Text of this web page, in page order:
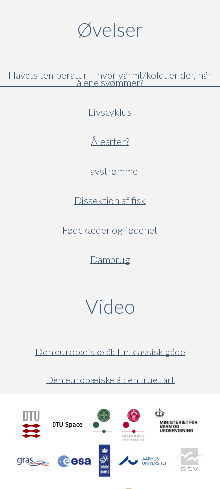
Øvelser
Havets temperatur – hvor varmt/koldt er der, når
ålene svømmer?
Livscyklus
Ålearter?
Havstrømme
Dissektion af fisk
Fødekæder og fødenet
Dambrug
Video
Den europæiske ål: En klassisk gåde
Den europæiske ål: en truet art